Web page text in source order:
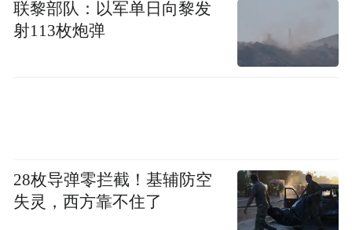
联黎部队：以军单日向黎发
射113枚炮弹
28枚导弹零拦截！基辅防空
失灵，西方靠不住了